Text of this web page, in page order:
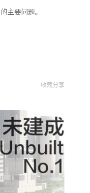
主要问题。
收藏分享